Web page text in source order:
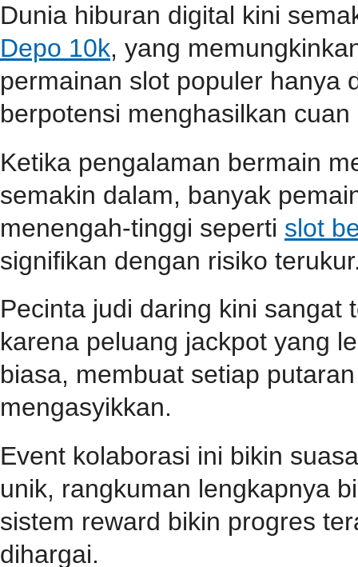
Dunia hiburan digital kini
Depo 10k, yang
permainan slot populer hanya
berpotensi menghasilkan
Ketika pengalaman bermain
semakin dalam, banyak
menengah-tinggi seperti slot
signifikan dengan risiko
Pecinta judi daring kini sangat
karena peluang jackpot yang
biasa, membuat setiap
mengasyikkan.
Event kolaborasi ini bikin
unik, rangkuman lengkapnya
sistem reward bikin progres
dihargai.